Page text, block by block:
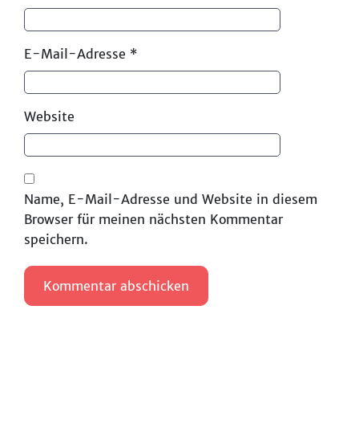
E-Mail-Adresse *
Website
Name, E-Mail-Adresse und Website in diesem
Browser für meinen nächsten Kommentar
speichern.